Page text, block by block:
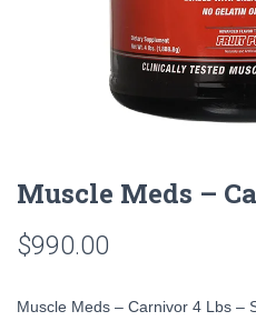
Muscle Meds –
$990.00
Muscle Meds – Carnivor 4 Lbs –